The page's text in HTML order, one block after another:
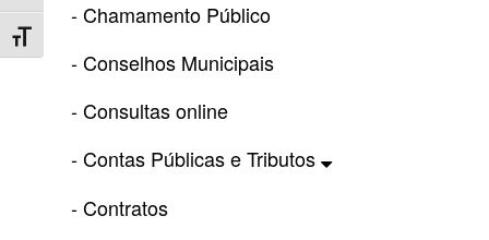
Toggle Font size
- Chamamento Público
- Conselhos Municipais
- Consultas online
- Contas Públicas e Tributos
- Contratos